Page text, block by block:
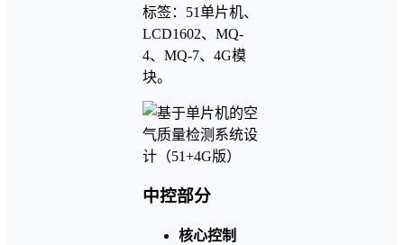
标签：51单片机、
LCD1602、MQ-
4、MQ-7、4G模
块。
中控部分
核心控制